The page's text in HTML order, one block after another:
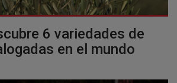
6 variedades de
en el mundo